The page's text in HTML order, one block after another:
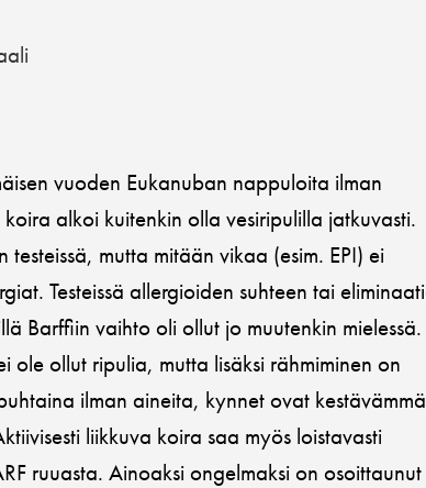
vuoden Eukanuban nappuloita ilman
alkoi kuitenkin olla vesiripulilla jatkuvasti.
mutta mitään vikaa (esim. EPI) ei
Testeissä allergioiden suhteen tai
Barffiin vaihto oli ollut jo muutenkin mielessä.
ole ollut ripulia, mutta lisäksi rähmiminen on
ilman aineita, kynnet ovat
liikkuva koira saa myös loistavasti
ruuasta. Ainoaksi ongelmaksi on osoittaunut